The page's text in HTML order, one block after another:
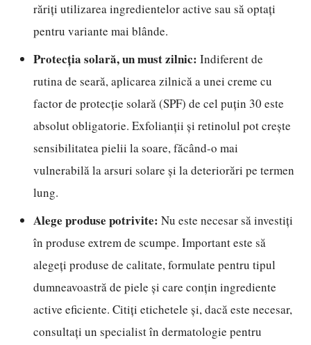
răriți utilizarea ingredientelor active sau să optați
pentru variante mai blânde.
Protecția solară, un must zilnic: Indiferent de
rutina de seară, aplicarea zilnică a unei creme cu
factor de protecție solară (SPF) de cel puțin 30 este
absolut obligatorie. Exfolianții și retinolul pot crește
sensibilitatea pielii la soare, făcând-o mai
vulnerabilă la arsuri solare și la deteriorări pe termen
lung.
Alege produse potrivite: Nu este necesar să investiți
în produse extrem de scumpe. Important este să
alegeți produse de calitate, formulate pentru tipul
dumneavoastră de piele și care conțin ingrediente
active eficiente. Citiți etichetele și, dacă este necesar,
consultați un specialist în dermatologie pentru